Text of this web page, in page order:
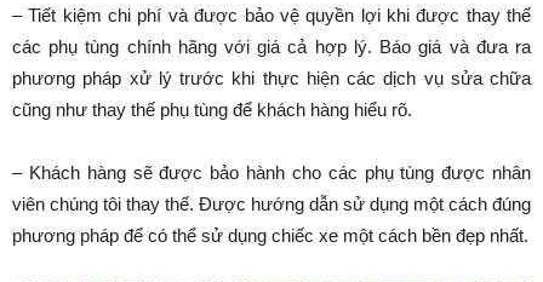
– Tiết kiệm chi phí và được bảo vệ quyền lợi khi được thay thế
các phụ tùng chính hãng với giá cả hợp lý. Báo giá và đưa ra
phương pháp xử lý trước khi thực hiện các dịch vụ sửa chữa
cũng như thay thế phụ tùng để khách hàng hiểu rõ.
– Khách hàng sẽ được bảo hành cho các phụ tùng được nhân
viên chúng tôi thay thế. Được hướng dẫn sử dụng một cách đúng
phương pháp để có thể sử dụng chiếc xe một cách bền đẹp nhất.